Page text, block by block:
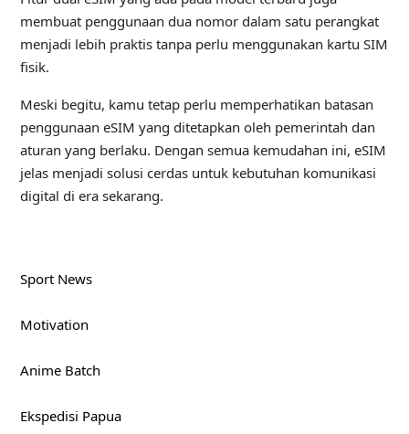
membuat penggunaan dua nomor dalam satu perangkat
menjadi lebih praktis tanpa perlu menggunakan kartu SIM
fisik.
Meski begitu, kamu tetap perlu memperhatikan batasan
penggunaan eSIM yang ditetapkan oleh pemerintah dan
aturan yang berlaku. Dengan semua kemudahan ini, eSIM
jelas menjadi solusi cerdas untuk kebutuhan komunikasi
digital di era sekarang.
Sport News
Motivation
Anime Batch
Ekspedisi Papua